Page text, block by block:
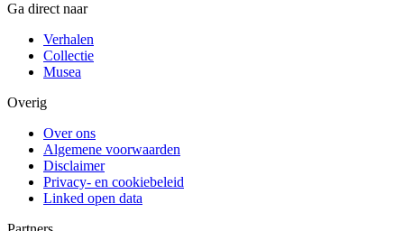
Ga direct naar
Verhalen
Collectie
Musea
Overig
Over ons
Algemene voorwaarden
Disclaimer
Privacy- en cookiebeleid
Linked open data